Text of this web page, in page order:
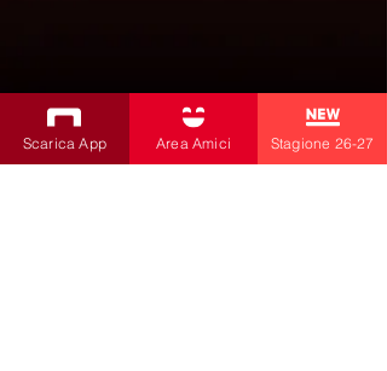
Scarica App Area Amici Stagione 26-27